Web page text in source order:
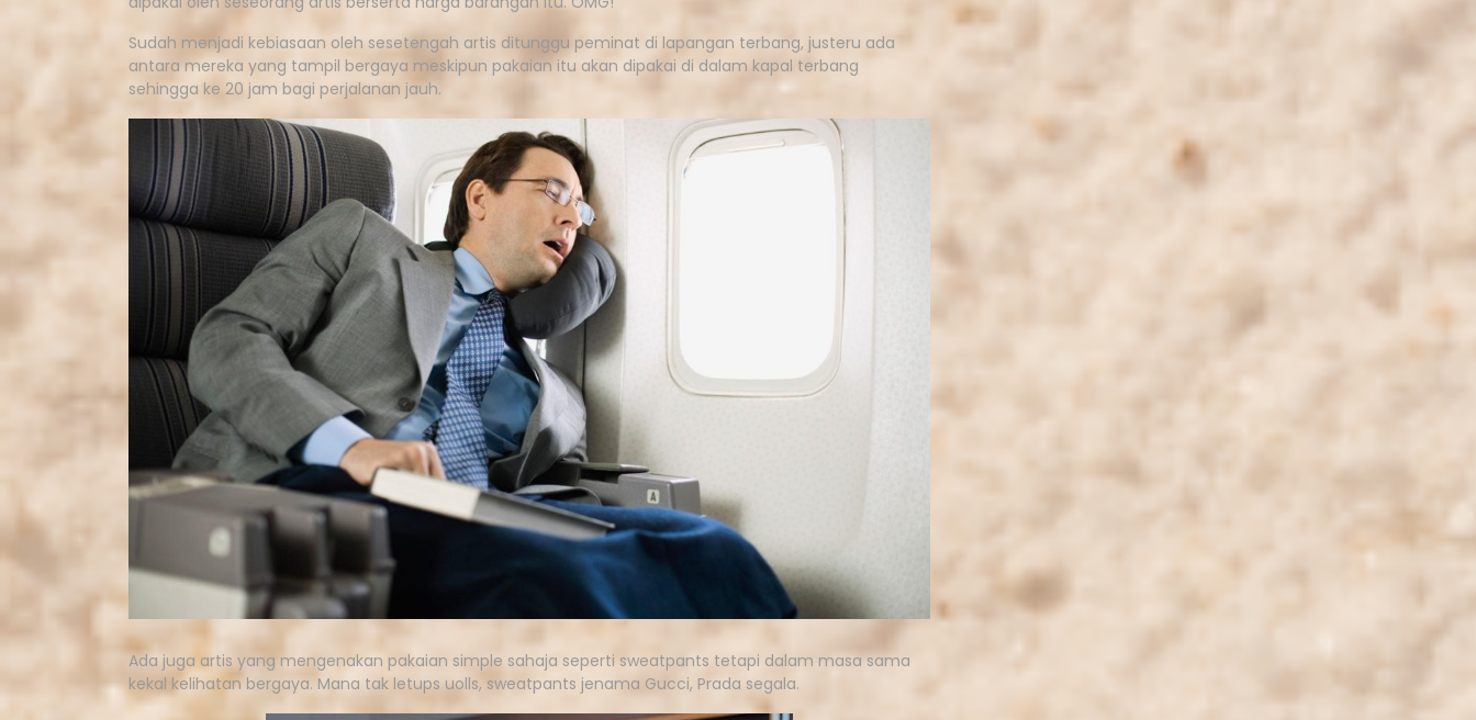
Sudah menjadi kebiasaan oleh sesetengah artis ditunggu peminat di lapangan terbang, justeru ada
antara mereka yang tampil bergaya meskipun pakaian itu akan dipakai di dalam kapal terbang
sehingga ke 20 jam bagi perjalanan jauh.
Ada juga artis yang mengenakan pakaian simple sahaja seperti sweatpants tetapi dalam masa sama
kekal kelihatan bergaya. Mana tak letups uolls, sweatpants jenama Gucci, Prada segala.